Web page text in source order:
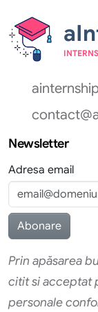
Newsletter
Adresa email
Prin apăsarea
citit si acceptat
personale